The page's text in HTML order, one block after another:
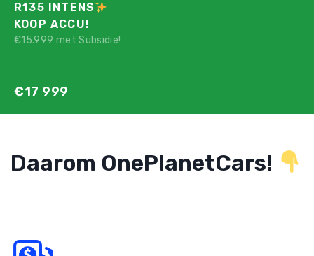
GT PACK
STRAKBLAUW!
Nu maar voor:
€12 780
Daarom OnePlanetCars!